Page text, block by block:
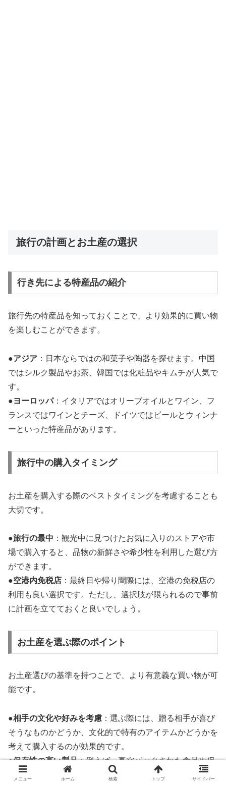
旅行の計画とお土産の選択
行き先による特産品の紹介
旅行先の特産品を知っておくことで、より効果的に買い物
を楽しむことができます。
●アジア ：日本ならではの和菓子や陶器を探せます。中国
ではシルク製品やお茶、韓国では化粧品やキムチが人気で
す。
●ヨーロッパ：イタリアではオリーブオイルとワイン、フ
ランスではワインとチーズ、ドイツではビールとウィンナ
ーといった特産品があります。
旅行中の購入タイミング
お土産を購入する際のベストタイミングを考慮することも
大切です。
●旅行の最中 ：観光中に見つけたお気に入りのストアや市
場で購入すると、品物の新鮮さや希少性を利用した選び方
ができます。
●空港内免税店 ：最終日や帰り間際には、空港の免税店の
利用も良い選択です。ただし、選択肢が限られるので事前
に計画を立てておくと良いでしょう。
お土産を選ぶ際のポイント
お土産選びの基準を持つことで、より有意義な買い物が可
能です。
●相手の文化や好みを考慮 ：選ぶ際には、贈る相手が喜び
そうなものかどうか、文化的で特有のアイテムかどうかを
考えて購入するのが効果的です。
●保存性の高い製品：例えば、真空パックされた食品や保
存の効く乾燥食品は、長期にわたって新鮮さを保てるた
メニュー ホーム 検索 トップ サイドバー